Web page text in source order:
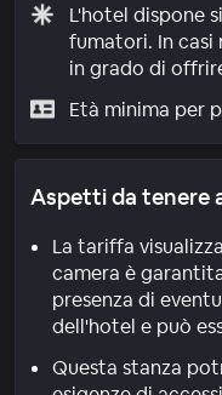
L'hotel dispone
fumatori. In casi
in grado di
Età minima per
Aspetti da tenere
La tariffa
camera è
presenza di
dell'hotel e può
Questa stanza